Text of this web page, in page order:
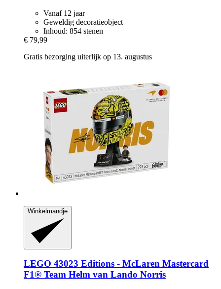
Vanaf 12 jaar
Geweldig decoratieobject
Inhoud: 854 stenen
€ 79,99
Gratis bezorging uiterlijk op 13. augustus
Winkelmandje
LEGO 43023 Editions -​ McLaren Mastercard
F1® Team Helm van Lando Norris